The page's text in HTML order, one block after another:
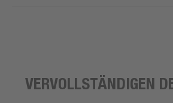
VERVOLLSTÄNDIGEN